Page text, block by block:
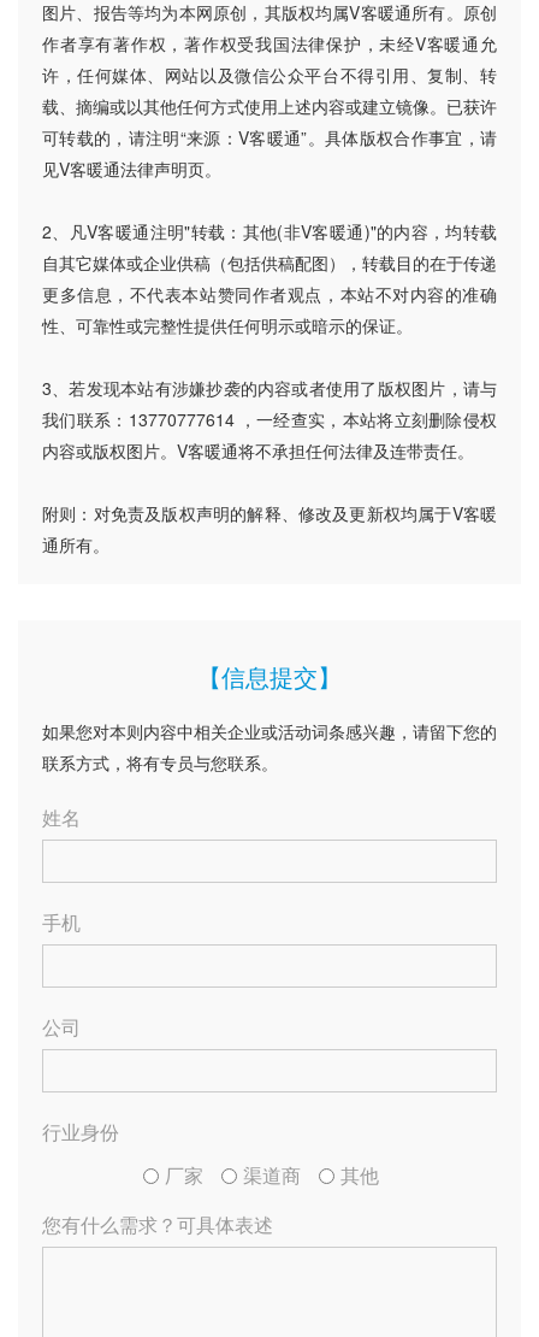
图片、报告等均为本网原创，其版权均属V客暖通所有。原创
作者享有著作权，著作权受我国法律保护，未经V客暖通允
许，任何媒体、网站以及微信公众平台不得引用、复制、转
载、摘编或以其他任何方式使用上述内容或建立镜像。已获许
可转载的，请注明“来源：V客暖通”。具体版权合作事宜，请
见V客暖通法律声明页。
2、凡V客暖通注明"转载：其他(非V客暖通)"的内容，均转载
自其它媒体或企业供稿（包括供稿配图），转载目的在于传递
更多信息，不代表本站赞同作者观点，本站不对内容的准确
性、可靠性或完整性提供任何明示或暗示的保证。
3、若发现本站有涉嫌抄袭的内容或者使用了版权图片，请与
我们联系：13770777614 ，一经查实，本站将立刻删除侵权
内容或版权图片。V客暖通将不承担任何法律及连带责任。
附则：对免责及版权声明的解释、修改及更新权均属于V客暖
通所有。